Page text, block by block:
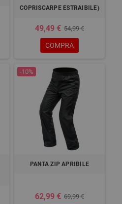
COPRISCARPE ESTRAIBILE)
49,49 € 54,99 €
COMPRA
-10%
PANTA ZIP APRIBILE
62,99 € 69,99 €